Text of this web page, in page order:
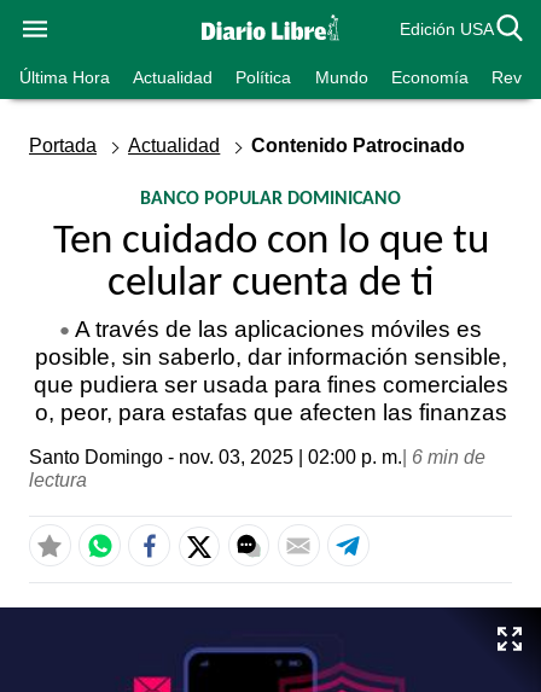
Edición USA
Última Hora Actualidad Política Mundo Economía
Portada Actualidad Contenido Patrocinado
BANCO POPULAR DOMINICANO
Ten cuidado con lo que tu
celular cuenta de ti
A través de las aplicaciones móviles es
posible, sin saberlo, dar información sensible,
que pudiera ser usada para fines comerciales
o, peor, para estafas que afecten las finanzas
Santo Domingo - nov. 03, 2025 | 02:00 p. m. 6 min de
lectura